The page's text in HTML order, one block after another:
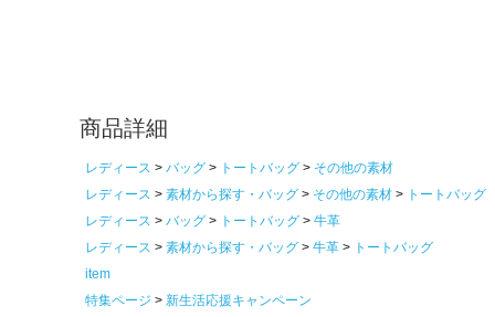
商品詳細
レディース バッグ トートバッグ
その他の素材
レディース
素材から探す・バッグ その他の素材
トートバッグ
レディース
バッグ トートバッグ
牛革
レディース
素材から探す・バッグ 牛革
トートバッグ
item
特集ページ
新生活応援キャンペーン